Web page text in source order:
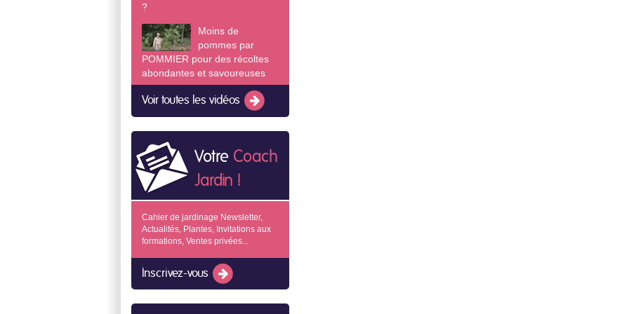
?
Moins de
pommes par
POMMIER pour des récoltes
abondantes et savoureuses
Voir toutes les vidéos
Votre Coach
Jardin !
Cahier de jardinage Newsletter,
Actualités, Plantes, Invitations aux
formations, Ventes privées...
Inscrivez-vous